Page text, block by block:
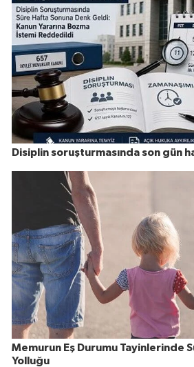
Disiplin soruşturmasında son gün
Memurun Eş Durumu Tayinlerinde
Yolluğu